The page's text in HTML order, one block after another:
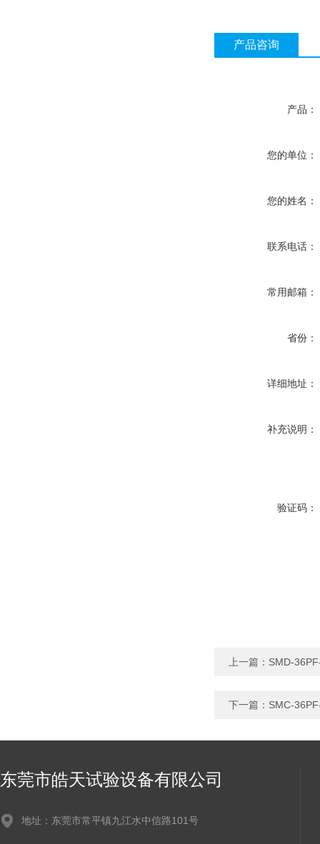
产品咨询
产品：
您的单位：
您的姓名：
联系电话：
常用邮箱：
省份：
详细地址：
补充说明：
验证码：
上一篇： SMD-
下一篇： SMC-
东莞市皓天试验设备有限公司
地址：东莞市常平镇九江水中信路101号